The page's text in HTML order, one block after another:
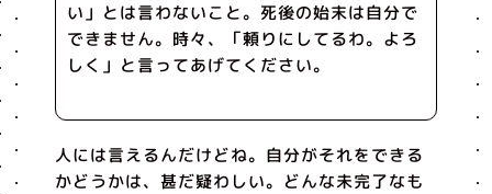
い」とは言わないこと。死後の始末は自分で
できません。時々、「頼りにしてるわ。よろ
しく」と言ってあげてください。
人には言えるんだけどね。自分がそれをできる
かどうかは、甚だ疑わしい。どんな未完了なも